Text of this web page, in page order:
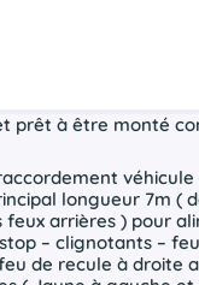
prêt à être monté
véhicule
longueur 7m (
feux arrières ) pour
– clignotants –
de recule à droite